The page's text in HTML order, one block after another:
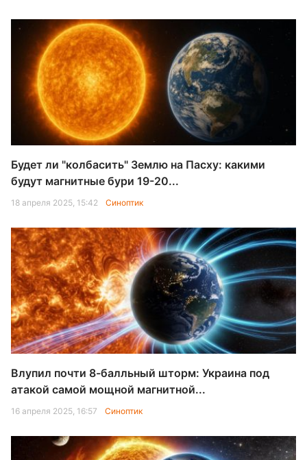
Будет ли "колбасить" Землю на Пасху: какими
будут магнитные бури 19-20...
18 апреля 2025, 15:42 Синоптик
Влупил почти 8-балльный шторм: Украина под
атакой самой мощной магнитной...
16 апреля 2025, 16:57 Синоптик